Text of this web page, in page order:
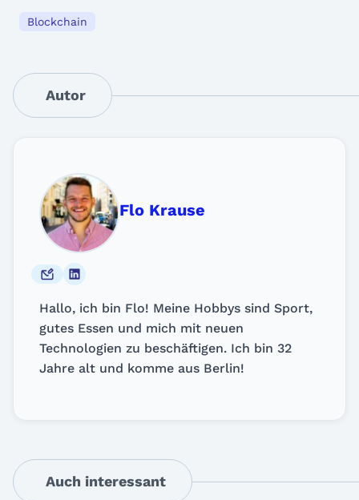
Blockchain
Autor
Flo Krause
Hallo, ich bin Flo! Meine Hobbys sind Sport,
gutes Essen und mich mit neuen
Technologien zu beschäftigen. Ich bin 32
Jahre alt und komme aus Berlin!
Auch interessant